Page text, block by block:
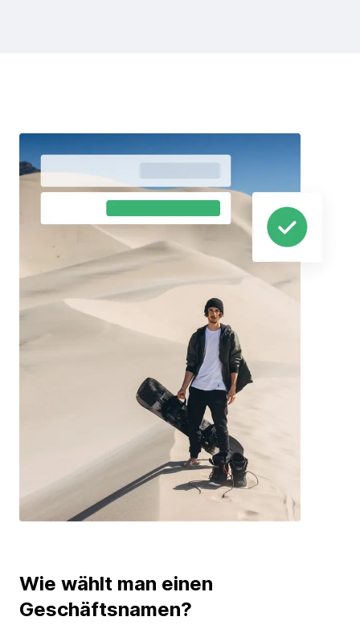
Wie wählt man einen
Geschäftsnamen?